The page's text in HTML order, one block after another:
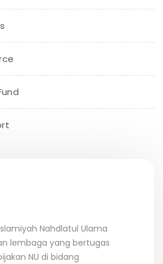
Nahdlatul Ulama
lembaga yang bertugas
NU di bidang